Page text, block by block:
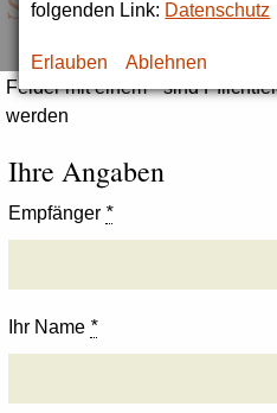
folgenden Link: Datenschutz
Erlauben Ablehnen
Felder mit einem * sind
werden
Ihre Angaben
Empfänger *
Ihr Name *